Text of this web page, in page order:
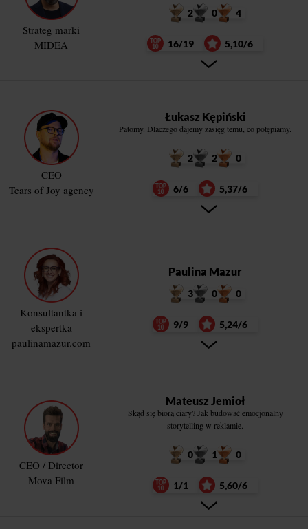
Strateg marki
MIDEA
2 0 4
16/19 5,10/6
CEO
Tears of Joy agency
Łukasz Kępiński
Patomy. Dlaczego dajemy zasięg temu, co potępiamy.
2 2 0
6/6 5,37/6
Konsultantka i
ekspertka
paulinamazur.com
Paulina Mazur
3 0 0
9/9 5,24/6
CEO / Director
Mova Film
Mateusz Jemioł
Skąd się biorą ciary? Jak budować emocjonalny
storytelling w reklamie.
0 1 0
1/1 5,60/6